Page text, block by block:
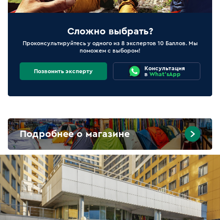
Сложно выбрать?
Проконсультируйтесь у одного из 8 экспертов 10 Баллов. Мы
поможем с выбором!
Позвонить эксперту
Консультация
в What'sApp
Подробнее о магазине